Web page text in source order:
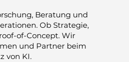
Beratung und
Ob Strategie,
of-Concept. Wir
und Partner beim
von KI.